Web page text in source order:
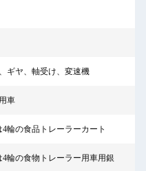
ギヤ、軸受け、変速機
車
4輪の食品トレーラーカート
4輪の食物トレーラー用車用銀